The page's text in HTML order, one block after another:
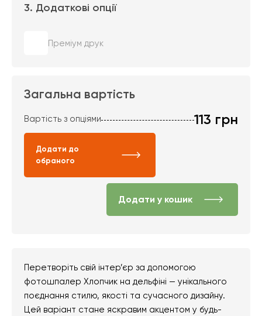
3. Додаткові опції
Преміум друк
Загальна вартість
Вартість з опціями 113 грн
Додати до
обраного
Додати у кошик
Перетворіть свій інтер’єр за допомогою
фотошпалер Хлопчик на дельфіні — унікального
поєднання стилю, якості та сучасного дизайну.
Цей варіант стане яскравим акцентом у будь-